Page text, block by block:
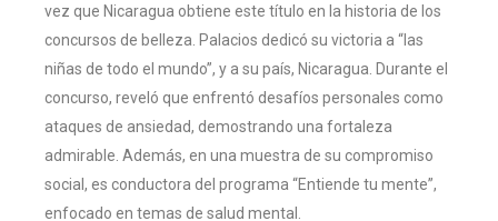
vez que Nicaragua obtiene este título en la historia de los
concursos de belleza. Palacios dedicó su victoria a “las
niñas de todo el mundo”, y a su país, Nicaragua. Durante el
concurso, reveló que enfrentó desafíos personales como
ataques de ansiedad, demostrando una fortaleza
admirable. Además, en una muestra de su compromiso
social, es conductora del programa “Entiende tu mente”,
enfocado en temas de salud mental​​​​.